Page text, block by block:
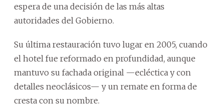
espera de una decisión de las más altas
autoridades del Gobierno.
Su última restauración tuvo lugar en 2005, cuando
el hotel fue reformado en profundidad, aunque
mantuvo su fachada original —ecléctica y con
detalles neoclásicos— y un remate en forma de
cresta con su nombre.